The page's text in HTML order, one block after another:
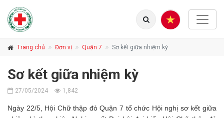
Trang chủ Đơn vị Quận 7 Sơ kết giữa nhiệm kỳ
Sơ kết giữa nhiệm kỳ
27/05/2024 1,842
Ngày 22/5, Hội Chữ thập đỏ Quận 7 tổ chức Hội nghị sơ kết giữa